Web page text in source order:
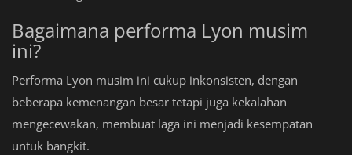
Bagaimana performa Lyon musim
ini?
Performa Lyon musim ini cukup inkonsisten, dengan
beberapa kemenangan besar tetapi juga kekalahan
mengecewakan, membuat laga ini menjadi kesempatan
untuk bangkit.